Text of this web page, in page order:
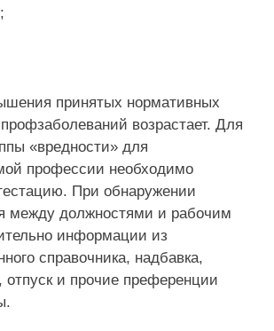
принятых нормативных
возрастает. Для
«вредности» для
профессии необходимо
При обнаружении
между должностями и рабочим
информации из
справочника, надбавка,
отпуск и прочие преференции